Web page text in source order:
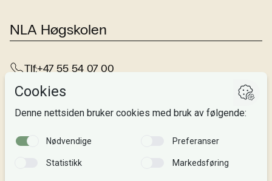
NLA Høgskolen
Tlf:+47 55 54 07 00
Send epost
Organisasjonsnr. 995 189 186
Kontonummer: 3000 48 00008
Gaver til NLA: 8220 02 88625